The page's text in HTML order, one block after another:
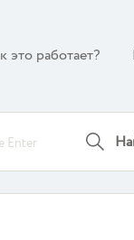
это работает?
Enter